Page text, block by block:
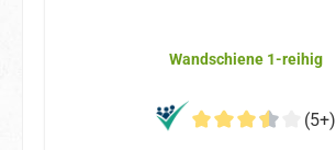
Wandschiene 1-reihig
(5+)